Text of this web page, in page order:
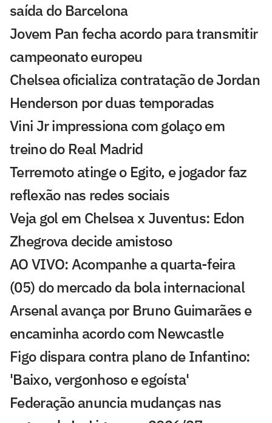
saída do Barcelona
Jovem Pan fecha acordo para transmitir
campeonato europeu
Chelsea oficializa contratação de Jordan
Henderson por duas temporadas
Vini Jr impressiona com golaço em
treino do Real Madrid
Terremoto atinge o Egito, e jogador faz
reflexão nas redes sociais
Veja gol em Chelsea x Juventus: Edon
Zhegrova decide amistoso
AO VIVO: Acompanhe a quarta-feira
(05) do mercado da bola internacional
Arsenal avança por Bruno Guimarães e
encaminha acordo com Newcastle
Figo dispara contra plano de Infantino:
'Baixo, vergonhoso e egoísta'
Federação anuncia mudanças nas